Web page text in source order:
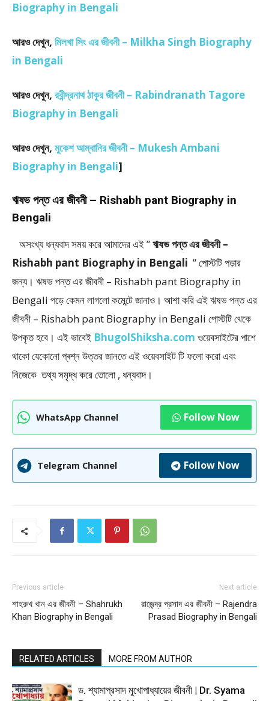
Biography in Bengali
আরও দেখুন, মিলখা সিং এর জীবনী – Milkha Singh Biography
in Bengali
আরও দেখুন, রবীন্দ্রনাথ ঠাকুর জীবনী – Rabindranath Tagore
Biography in Bengali
আরও দেখুন, মুকেশ আম্বানির জীবনী – Mukesh Ambani
Biography in Bengali]
ঋষভ পন্ত এর জীবনী – Rishabh pant Biography in
Bengali
অসংখ্য ধন্যবাদ সময় করে আমাদের এই ”ঋষভ পন্ত এর জীবনী –
Rishabh pant Biography in Bengali ” পােস্টটি পড়ার
জন্য। ঋষভ পন্ত এর জীবনী – Rishabh pant Biography in
Bengali পড়ে কেমন লাগলো কমেন্টে জানাও। আশা করি এই ঋষভ পন্ত এর
জীবনী – Rishabh pant Biography in Bengali পোস্টটি থেকে
উপকৃত হবে। এই ভাবেই BhugolShiksha.com ওয়েবসাইটের পাশে
থাকো যেকোনো প্ৰশ্ন উত্তর জানতে এই ওয়েবসাইট টি ফলাে করো এবং
নিজেকে তথ্য সমৃদ্ধ করে তোলো , ধন্যবাদ।
WhatsApp Channel Follow Now
Telegram Channel Follow Now
Previous article
শাহরুখ খান এর জীবনী – Shahrukh
Khan Biography in Bengali
Next article
রাজেন্দ্র প্রসাদ এর জীবনী – Rajendra
Prasad Biography in Bengali
RELATED ARTICLES MORE FROM AUTHOR
ড. শ্যামাপ্রসাদ মুখোপাধ্যায়ের জীবনী | Dr. Syama